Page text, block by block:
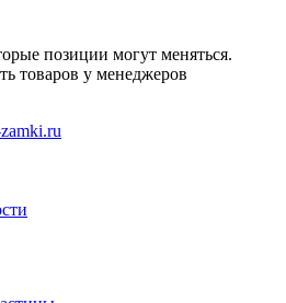
позиции могут меняться.
товаров у менеджеров